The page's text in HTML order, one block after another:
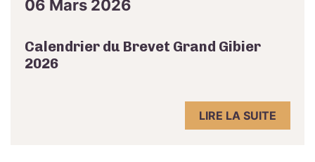
06 Mars 2026
Calendrier du Brevet Grand Gibier
2026
LIRE LA SUITE